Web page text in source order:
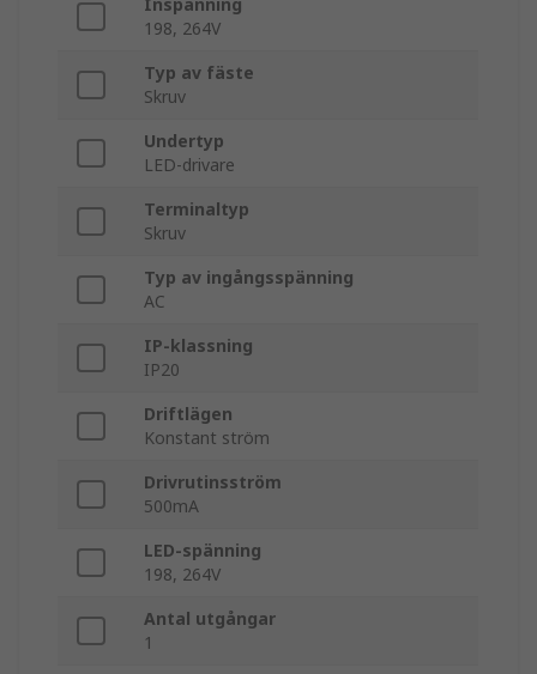
Inspänning
198, 264V
Typ av fäste
Skruv
Undertyp
LED-drivare
Terminaltyp
Skruv
Typ av ingångsspänning
AC
IP-klassning
IP20
Driftlägen
Konstant ström
Drivrutinsström
500mA
LED-spänning
198, 264V
Antal utgångar
1